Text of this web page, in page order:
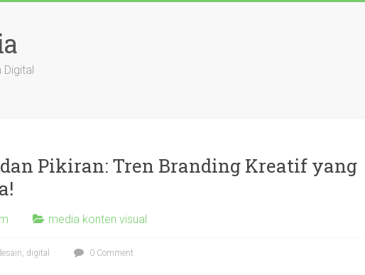
Digital
Pikiran: Tren Branding Kreatif yang
media konten visual
, digital 0 Comment